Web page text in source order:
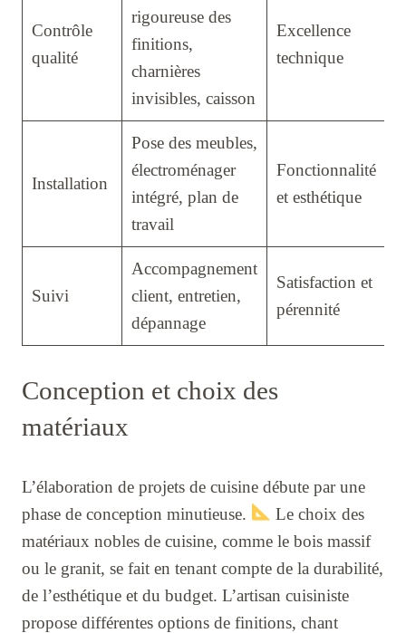
Contrôle
qualité
rigoureuse des
finitions,
charnières
invisibles, caisson
Excellence
technique
Installation
Pose des meubles,
électroménager
intégré, plan de
travail
Fonctionnalité
et esthétique
Suivi
Accompagnement
client, entretien,
dépannage
Satisfaction et
pérennité
Conception et choix des
matériaux
L’élaboration de projets de cuisine débute par une
phase de conception minutieuse.
Le choix des
matériaux nobles de cuisine, comme le bois massif
ou le granit, se fait en tenant compte de la durabilité,
de l’esthétique et du budget. L’artisan cuisiniste
propose différentes options de finitions, chant